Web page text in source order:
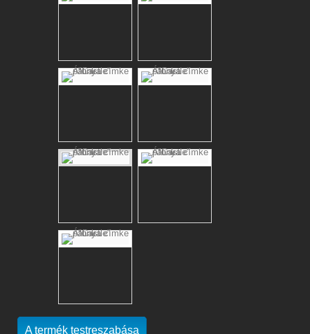
A termék testreszabása